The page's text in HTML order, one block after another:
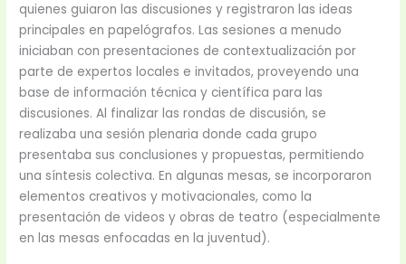
quienes guiaron las discusiones y registraron las ideas
principales en papelógrafos. Las sesiones a menudo
iniciaban con presentaciones de contextualización por
parte de expertos locales e invitados, proveyendo una
base de información técnica y científica para las
discusiones. Al finalizar las rondas de discusión, se
realizaba una sesión plenaria donde cada grupo
presentaba sus conclusiones y propuestas, permitiendo
una síntesis colectiva. En algunas mesas, se incorporaron
elementos creativos y motivacionales, como la
presentación de videos y obras de teatro (especialmente
en las mesas enfocadas en la juventud).